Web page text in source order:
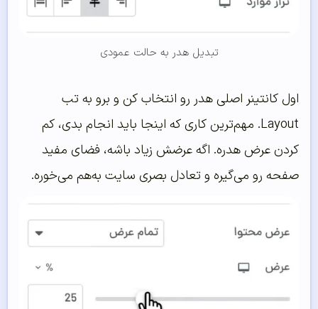
تبدیل هدر به حالت عمودی
اول کانتینر اصلی هدر رو انتخاب کن و برو به تب
Layout. مهم‌ترین کاری که اینجا باید انجام بدی، کم
کردن عرض هدره. اگه عرضش زیاد باشه، فضای مفید
صفحه رو می‌گیره و تعادل بصری سایت به‌هم می‌خوره.